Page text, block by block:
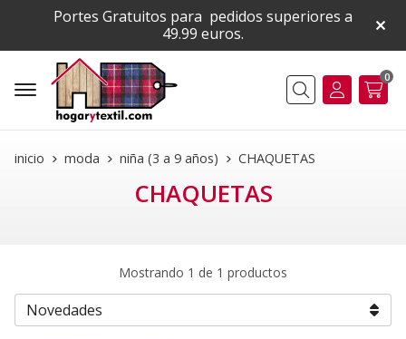
Portes Gratuitos para pedidos superiores a
49.99 euros.
Buscar
0
inicio moda niña (3 a 9 años) CHAQUETAS
CHAQUETAS
Mostrando 1 de 1 productos